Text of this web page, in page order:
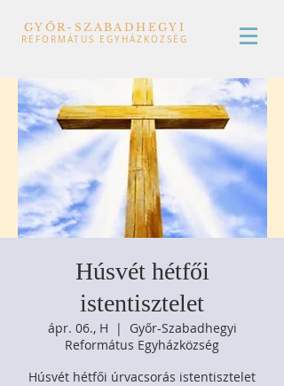
GYŐR-SZABADHEGYI
REFORMÁTUS EGYHÁZKÖZSÉG
Húsvét hétfői
istentisztelet
ápr. 06., H
  |
Győr-Szabadhegyi
Református Egyházközség
Húsvét hétfői úrvacsorás istentisztelet